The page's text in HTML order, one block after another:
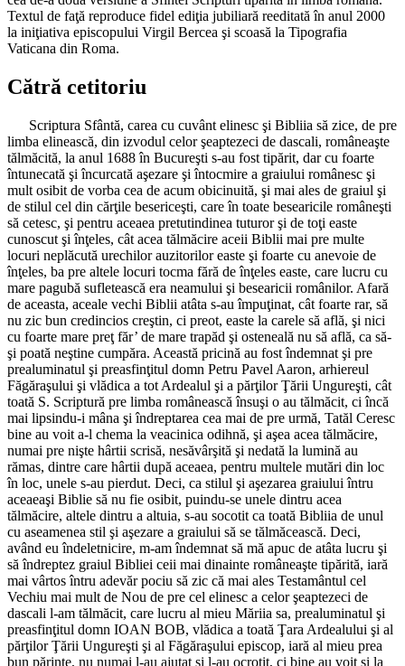
Textul de faţă reproduce fidel ediţia jubiliară reeditată în anul 2000
la iniţiativa episcopului Virgil Bercea şi scoasă la Tipografia
Vaticana din Roma.
Cătră cetitoriu
Scriptura Sfântă, carea cu cuvânt elinesc şi Bibliia să zice, de pre
limba elinească, din izvodul celor şeaptezeci de dascali, româneaşte
tălmăcită, la anul 1688 în Bucureşti s-au fost tipărit, dar cu foarte
întunecată şi încurcată aşezare şi întocmire a graiului românesc şi
mult osibit de vorba cea de acum obicinuită, şi mai ales de graiul şi
de stilul cel din cărţile besericeşti, care în toate besearicile româneşti
să cetesc, şi pentru aceaea pretutindinea tuturor şi de toţi easte
cunoscut şi înţeles, cât acea tălmăcire aceii Biblii mai pre multe
locuri neplăcută urechilor auzitorilor easte şi foarte cu anevoie de
înţeles, ba pre altele locuri tocma fără de înţeles easte, care lucru cu
mare pagubă sufletească era neamului şi besearicii românilor. Afară
de aceasta, aceale vechi Biblii atâta s-au împuţinat, cât foarte rar, să
nu zic bun credincios creştin, ci preot, easte la carele să află, şi nici
cu foarte mare preţ făr’ de mare trapăd şi osteneală nu să află, ca să-
şi poată neştine cumpăra. Această pricină au fost îndemnat şi pre
prealuminatul şi preasfinţitul domn Petru Pavel Aaron, arhiereul
Făgăraşului şi vlădica a tot Ardealul şi a părţilor Ţării Ungureşti, cât
toată S. Scriptură pre limba românească însuşi o au tălmăcit, ci încă
mai lipsindu-i mâna şi îndreptarea cea mai de pre urmă, Tatăl Ceresc
bine au voit a-l chema la veacinica odihnă, şi aşea acea tălmăcire,
numai pre nişte hârtii scrisă, nesăvârşită şi nedată la lumină au
rămas, dintre care hârtii după aceaea, pentru multele mutări din loc
în loc, unele s-au pierdut. Deci, ca stilul şi aşezarea graiului întru
aceaeaşi Biblie să nu fie osibit, puindu-se unele dintru acea
tălmăcire, altele dintru a altuia, s-au socotit ca toată Bibliia de unul
cu aseamenea stil şi aşezare a graiului să se tălmăcească. Deci,
având eu îndeletnicire, m-am îndemnat să mă apuc de atâta lucru şi
să îndreptez graiul Bibliei ceii mai dinainte româneaşte tipărită, iară
mai vârtos întru adevăr pociu să zic că mai ales Testamântul cel
Vechiu mai mult de Nou de pre cel elinesc a celor şeaptezeci de
dascali l-am tălmăcit, care lucru al mieu Măriia sa, prealuminatul şi
preasfinţitul domn IOAN BOB, vlădica a toată Ţara Ardealului şi al
părţilor Ţării Ungureşti şi al Făgăraşului episcop, iară al mieu prea
bun părinte, nu numai l-au ajutat şi l-au ocrotit, ci bine au voit şi la